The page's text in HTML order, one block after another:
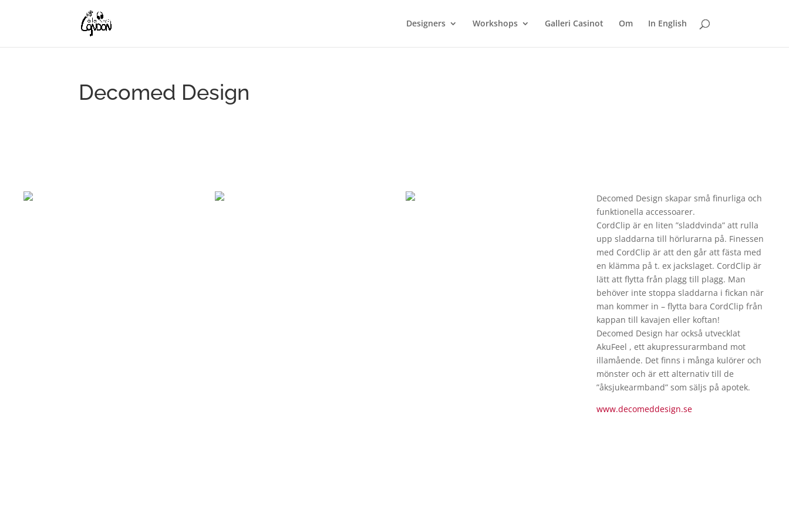
Designers Workshops Galleri Casinot Om In English
Decomed Design
Decomed Design skapar små finurliga och
funktionella accessoarer.
CordClip är en liten ”sladdvinda” att rulla
upp sladdarna till hörlurarna på. Finessen
med CordClip är att den går att fästa med
en klämma på t. ex jackslaget. CordClip är
lätt att flytta från plagg till plagg. Man
behöver inte stoppa sladdarna i fickan när
man kommer in – flytta bara CordClip från
kappan till kavajen eller koftan!
Decomed Design har också utvecklat
AkuFeel , ett akupressurarmband mot
illamående. Det finns i många kulörer och
mönster och är ett alternativ till de
”åksjukearmband” som säljs på apotek.
www.decomeddesign.se